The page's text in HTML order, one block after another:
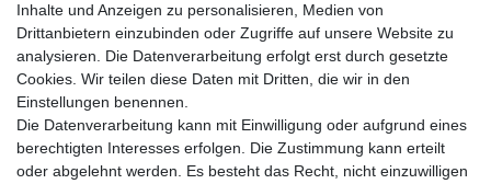
ob der Artikel bei Ihrem Fahrzeug passt
VW Golf 6 Kurzheck (nur 4-Türer) Bj. 2008 - 2012
Lieferzeit etwa 1 bis 3 Werktage
Inhalte und Anzeigen zu personalisieren, Medien von
Drittanbietern einzubinden oder Zugriffe auf unsere Website zu
analysieren. Die Datenverarbeitung erfolgt erst durch gesetzte
Cookies. Wir teilen diese Daten mit Dritten, die wir in den
Einstellungen benennen.
Die Datenverarbeitung kann mit Einwilligung oder aufgrund eines
berechtigten Interesses erfolgen. Die Zustimmung kann erteilt
oder abgelehnt werden. Es besteht das Recht, nicht einzuwilligen